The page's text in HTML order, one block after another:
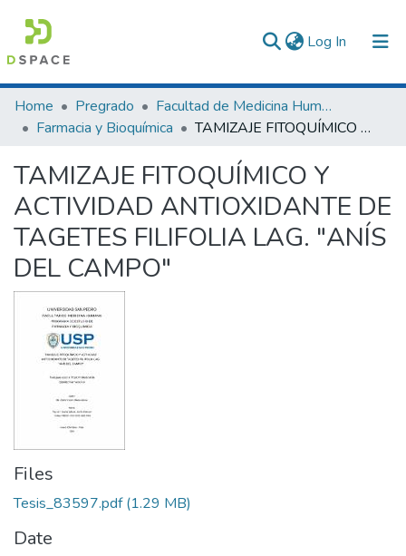
Log In (current)
Communities & Collections
All of DSpace
Statistics
Home Pregrado
Facultad de Medicina Humana
Farmacia y Bioquímica
TAMIZAJE FITOQUÍMICO Y ACTIVIDAD ANTIOXIDANTE DE TAGETES FILIFOLIA LAG. "ANÍS DEL CAMPO"
TAMIZAJE FITOQUÍMICO Y
ACTIVIDAD ANTIOXIDANTE DE
TAGETES FILIFOLIA LAG. "ANÍS
DEL CAMPO"
Files
Tesis_83597.pdf(1.29 MB)
Date